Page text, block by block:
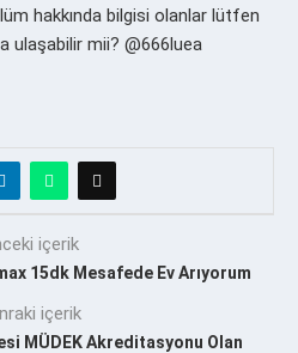
hakkında bilgisi olanlar lütfen
ulaşabilir mii? @666luea
içerik
15dk Mesafede Ev Arıyorum
içerik
MÜDEK Akreditasyonu Olan